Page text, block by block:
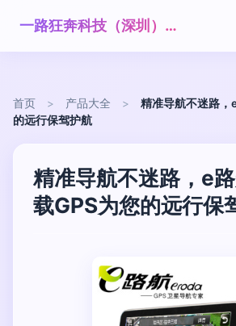
一路狂奔科技（深圳）有限公司
首页 > 产品大全 >
精准导航不迷路，
的远行保驾护航
精准导航不迷路，e
载GPS为您的远行保